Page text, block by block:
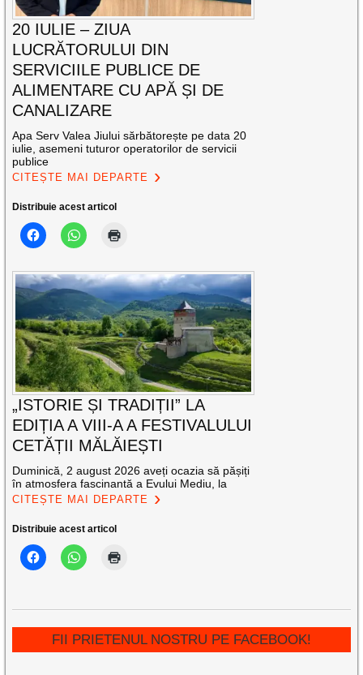
20 IULIE – ZIUA
LUCRĂTORULUI DIN
SERVICIILE PUBLICE DE
ALIMENTARE CU APĂ ȘI DE
CANALIZARE
Apa Serv Valea Jiului sărbătorește pe data 20
iulie, asemeni tuturor operatorilor de servicii
publice
CITEȘTE MAI DEPARTE
Distribuie acest articol
„ISTORIE ȘI TRADIȚII” LA
EDIȚIA A VIII-A A FESTIVALULUI
CETĂȚII MĂLĂIEȘTI
Duminică, 2 august 2026 aveți ocazia să pășiți
în atmosfera fascinantă a Evului Mediu, la
CITEȘTE MAI DEPARTE
Distribuie acest articol
FII PRIETENUL NOSTRU PE FACEBOOK!